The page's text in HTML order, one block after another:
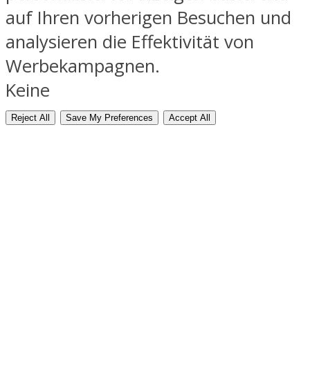
auf Ihren vorherigen Besuchen und
analysieren die Effektivität von
Werbekampagnen.
Keine
Reject All Save My Preferences Accept All